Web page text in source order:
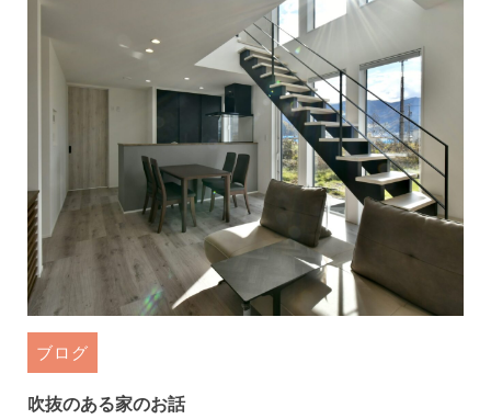
ブログ
吹抜のある家のお話